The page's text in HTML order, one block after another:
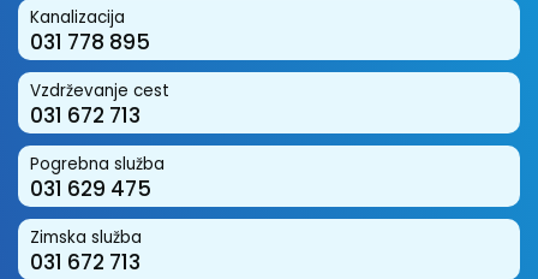
Kanalizacija
031 778 895
Vzdrževanje cest
031 672 713
Pogrebna služba
031 629 475
Zimska služba
031 672 713